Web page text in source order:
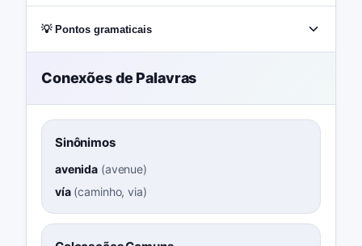
💡 Pontos gramaticais
Conexões de Palavras
Sinônimos
avenida (avenue)
vía(caminho, via)